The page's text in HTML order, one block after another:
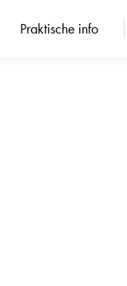
Praktische info